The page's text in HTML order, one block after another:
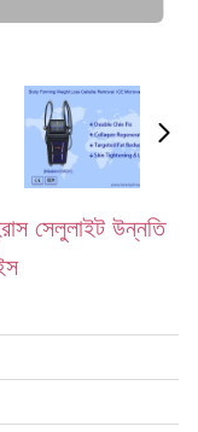
সেলুলাইট উন্নতি